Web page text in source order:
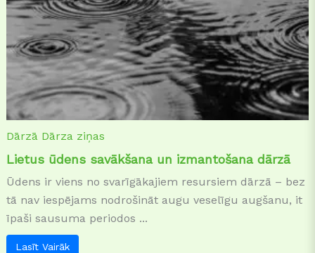
Dārzā Dārza ziņas
Lietus ūdens savākšana un izmantošana dārzā
Ūdens ir viens no svarīgākajiem resursiem dārzā – bez
tā nav iespējams nodrošināt augu veselīgu augšanu, it
īpaši sausuma periodos ...
Lasīt Vairāk